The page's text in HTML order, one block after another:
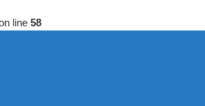
line 58